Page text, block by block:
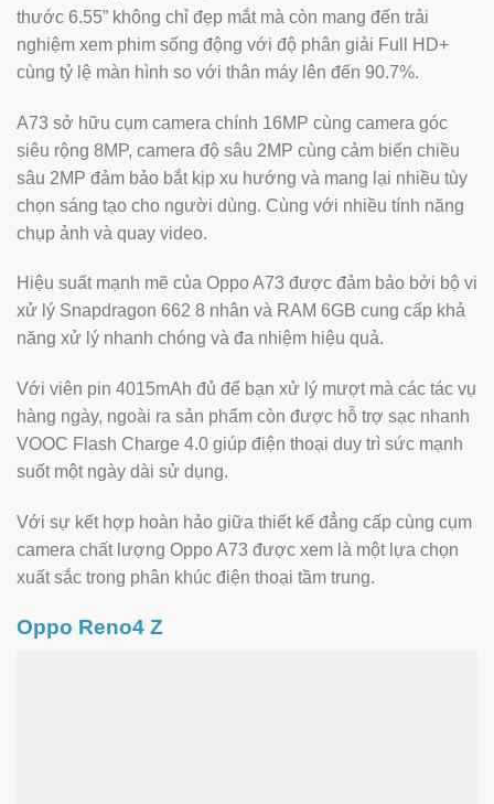
thước 6.55” không chỉ đẹp mắt mà còn mang đến trải
nghiệm xem phim sống động với độ phân giải Full HD+
cùng tỷ lệ màn hình so với thân máy lên đến 90.7%.
A73 sở hữu cụm camera chính 16MP cùng camera góc
siêu rộng 8MP, camera độ sâu 2MP cùng cảm biến chiều
sâu 2MP đảm bảo bắt kịp xu hướng và mang lại nhiều tùy
chọn sáng tạo cho người dùng. Cùng với nhiều tính năng
chụp ảnh và quay video.
Hiệu suất mạnh mẽ của Oppo A73 được đảm bảo bởi bộ vi
xử lý Snapdragon 662 8 nhân và RAM 6GB cung cấp khả
năng xử lý nhanh chóng và đa nhiệm hiệu quả.
Với viên pin 4015mAh đủ để bạn xử lý mượt mà các tác vụ
hàng ngày, ngoài ra sản phẩm còn được hỗ trợ sạc nhanh
VOOC Flash Charge 4.0 giúp điện thoại duy trì sức mạnh
suốt một ngày dài sử dụng.
Với sự kết hợp hoàn hảo giữa thiết kế đẳng cấp cùng cụm
camera chất lượng Oppo A73 được xem là một lựa chọn
xuất sắc trong phân khúc điện thoại tầm trung.
Oppo Reno4 Z